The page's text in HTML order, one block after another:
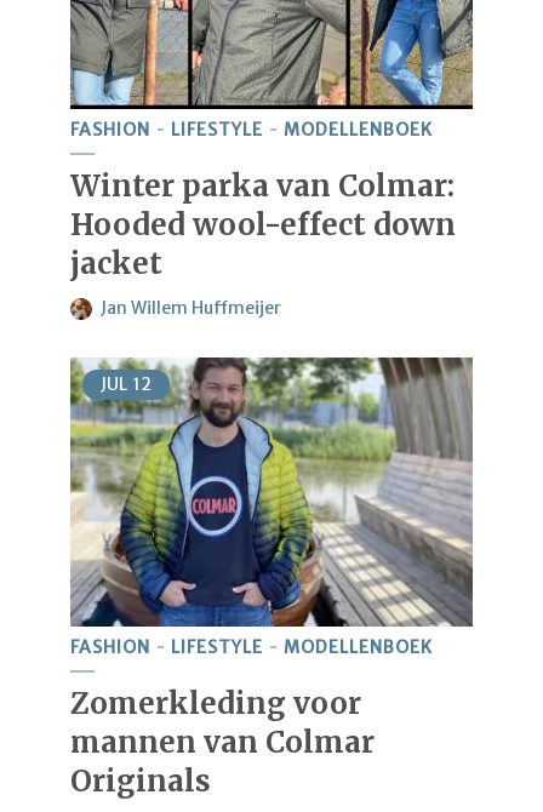
FASHION LIFESTYLE MODELLENBOEK
Winter parka van Colmar:
Hooded wool-effect down
jacket
Jan Willem Huffmeijer
JUL 12
FASHION LIFESTYLE MODELLENBOEK
Zomerkleding voor
mannen van Colmar
Originals